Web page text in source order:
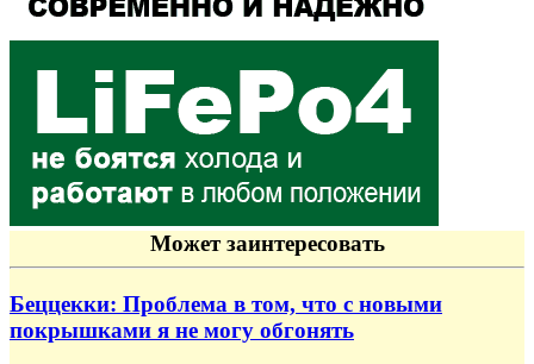
Может заинтересовать
Беццекки: Проблема в том, что с новыми
покрышками я не могу обгонять